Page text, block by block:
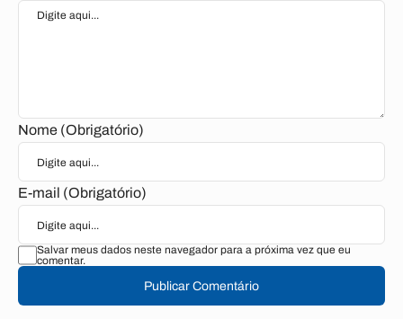
Nome (Obrigatório)
E-mail (Obrigatório)
Salvar meus dados neste navegador para a próxima vez que eu
comentar.
Publicar Comentário